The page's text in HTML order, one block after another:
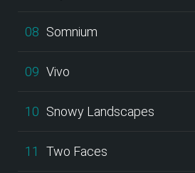
08 Somnium
09 Vivo
10 Snowy Landscapes
11 Two Faces